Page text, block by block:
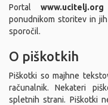
Portalwww.ucitelj.org
ponudnikom storitev in
sporočil.
O piškotkih
Piškotki so majhne
računalnik. Nekateri
spletnih strani. Piškotki